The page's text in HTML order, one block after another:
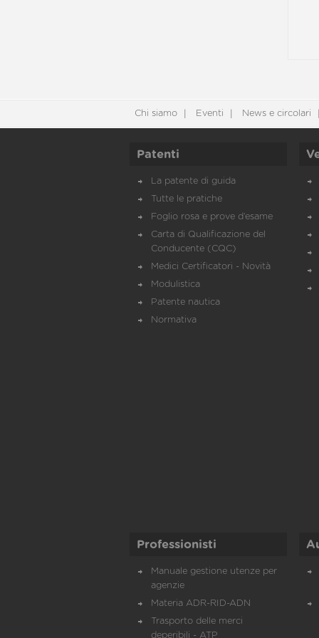
Chi siamo Eventi News e circolari
Patenti
La patente di guida
Tutte le pratiche
Foglio rosa e prove d’esame
Carta di Qualificazione del
Conducente (CQC)
Medici Certificatori - Novità
Modulistica
Patente nautica
Normativa
Professionisti
Manuale gestione utenze per
agenzie
Materia ADR-RID-ADN
Trasporto delle merci
deperibili - ATP